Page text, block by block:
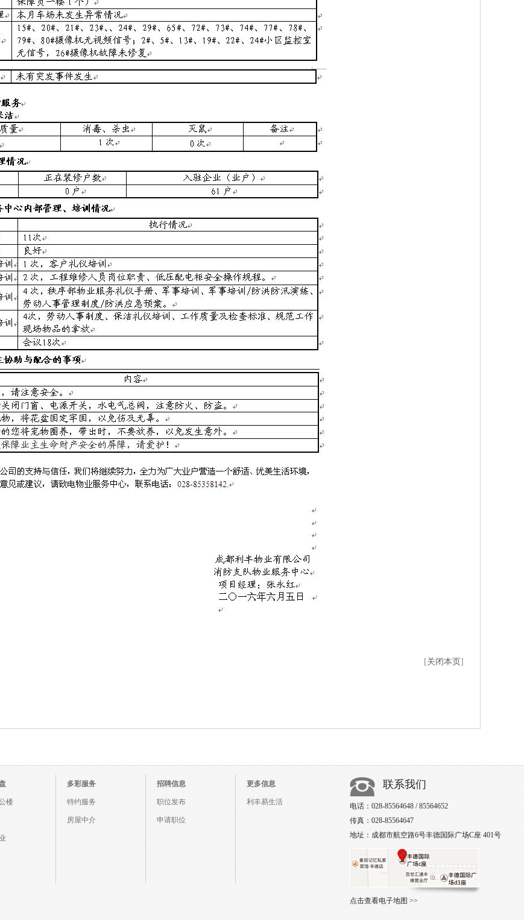
[关闭本页 ]
楼
多彩服务
特约服务
房屋中介
招聘信息
职位发布
申请职位
更多信息
利丰易生活
联系我们
电话：028-85564648 / 85564652
传真：028-85564647
地址：成都市航空路6号丰德国际广场C座 401号
点击查看电子地图 >>